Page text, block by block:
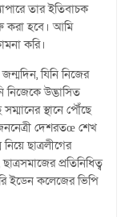
তার ইতিবাচক
করা হবে। আমি
করি।
যিনি নিজের
উদ্ভাসিত
স্থানে পৌঁছে
জননেত্রী দেশরতœ শেখ
ছাত্রলীগের
প্রতিনিধিত্ব
ইডেন কলেজের ভিপি